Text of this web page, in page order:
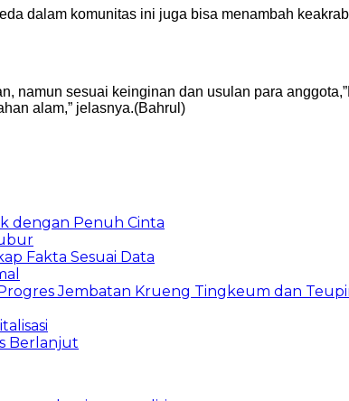
dalam komunitas ini juga bisa menambah
namun sesuai keinginan dan usulan para
alam,” jelasnya.(Bahrul)
dengan Penuh Cinta
Fakta Sesuai Data
Jembatan Krueng Tingkeum dan
Berlanjut